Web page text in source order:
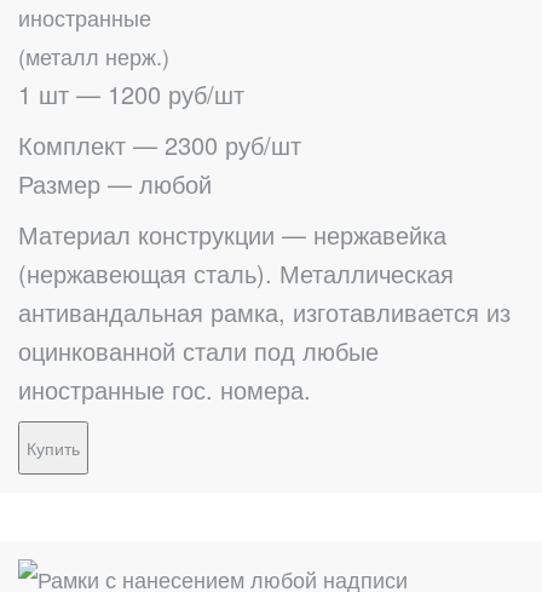
иностранные
(металл нерж.)
1 шт — 1200 руб/шт
Комплект — 2300 руб/шт
Размер — любой
Материал конструкции — нержавейка
(нержавеющая сталь). Металлическая
антивандальная рамка, изготавливается из
оцинкованной стали под любые
иностранные гос. номера.
Купить